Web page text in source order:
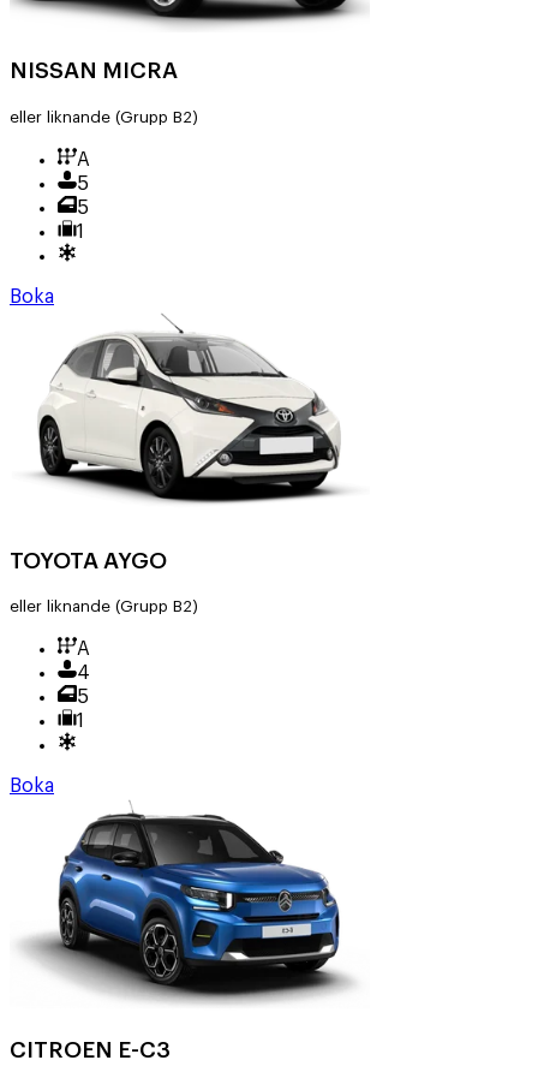
NISSAN MICRA
eller liknande (Grupp B2)
A
5
5
1
Boka
TOYOTA AYGO
eller liknande (Grupp B2)
A
4
5
1
Boka
CITROEN E-C3